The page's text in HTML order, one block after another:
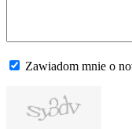
Zawiadom mnie o